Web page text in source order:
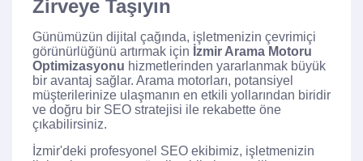
Zirveye Taşıyın
Günümüzün dijital çağında, işletmenizin çevrimiçi
görünürlüğünü artırmak için İzmir Arama Motoru
Optimizasyonu hizmetlerinden yararlanmak büyük
bir avantaj sağlar. Arama motorları, potansiyel
müşterilerinize ulaşmanın en etkili yollarından biridir
ve doğru bir SEO stratejisi ile rekabette öne
çıkabilirsiniz.
İzmir'deki profesyonel SEO ekibimiz, işletmenizin